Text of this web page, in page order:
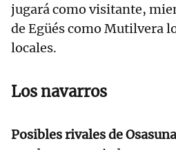
jugará como visitante,
de Egüés como Mutilvera
locales.
Los navarros
Posibles rivales de Osasuna